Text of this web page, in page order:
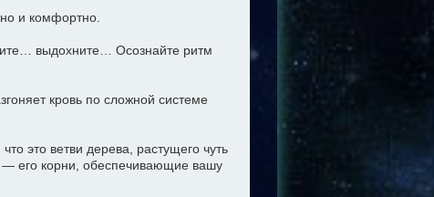
и комфортно.
выдохните… Осознайте ритм
кровь по сложной системе
это ветви дерева, растущего чуть
— его корни, обеспечивающие вашу